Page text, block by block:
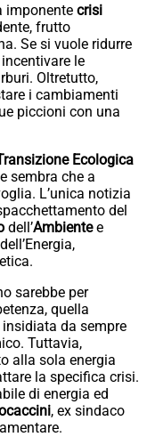
imponente crisi
frutto
Se si vuole ridurre
le
Oltretutto,
i cambiamenti
piccioni con una
Ecologica
sembra che a
L’unica notizia
del
dell’Ambientee
sarebbe per
quella
da sempre
Tuttavia,
alla sola energia
la specifica crisi.
di energia ed
, ex sindaco